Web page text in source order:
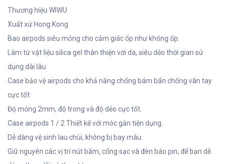
Thương hiệu WIWU
Xuất xứ Hong Kong
Bao airpods siêu mỏng cho cảm giác ốp như không ốp.
Làm từ vật liệu silica gel thân thiện với da, siêu dẻo thời gian sử
dụng dài lâu
Case bảo vệ airpods cho khả năng chống bám bẩn chống vân tay
cực tốt
Độ mỏng 2mm, độ trong và độ dẻo cực tốt.
Case airpods 1 / 2 Thiết kế với móc gắn tiện dụng.
Dễ dàng vệ sinh lau chùi, không bị bay màu.
Giữ nguyên các vị trí nút bấm, cổng sạc và đèn báo pin, để bạn dễ